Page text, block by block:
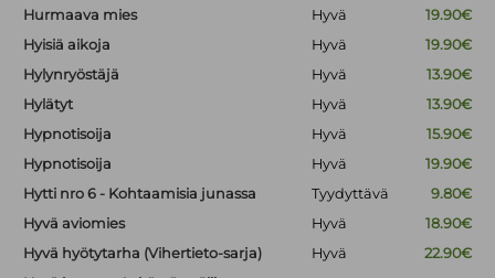
Hurmaava mies Hyvä
19.90€
Hyisiä aikoja
Hyvä
19.90€
Hylynryöstäjä
Hyvä
13.90€
Hylätyt
Hyvä
13.90€
Hypnotisoija
Hyvä
15.90€
Hypnotisoija
Hyvä
19.90€
Hytti nro 6 - Kohtaamisia junassa
Tyydyttävä
9.80€
Hyvä aviomies
Hyvä
18.90€
Hyvä hyötytarha (Vihertieto-sarja)
Hyvä
22.90€